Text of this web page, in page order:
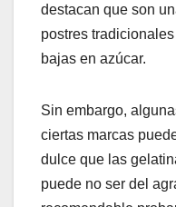
destacan que son
postres
bajas en azúcar.
Sin embargo,
ciertas marcas
dulce que las
puede no ser del